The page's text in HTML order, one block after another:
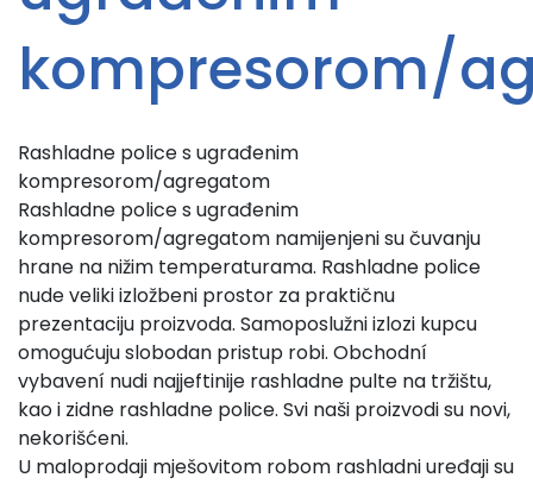
kompresorom/
Rashladne police s ugrađenim
kompresorom/agregatom
Rashladne police s ugrađenim
kompresorom/agregatom namijenjeni su čuvanju
hrane na nižim temperaturama. Rashladne police
nude veliki izložbeni prostor za praktičnu
prezentaciju proizvoda. Samoposlužni izlozi kupcu
omogućuju slobodan pristup robi. Obchodní
vybavení nudi najjeftinije rashladne pulte na tržištu,
kao i zidne rashladne police. Svi naši proizvodi su novi,
nekorišćeni.
U maloprodaji mješovitom robom rashladni uređaji su